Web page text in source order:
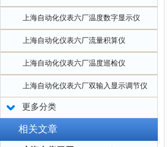
上海自动化仪表六厂温度数字显示仪
上海自动化仪表六厂流量积算仪
上海自动化仪表六厂温度巡检仪
上海自动化仪表六厂双输入显示调节仪
更多分类
相关文章